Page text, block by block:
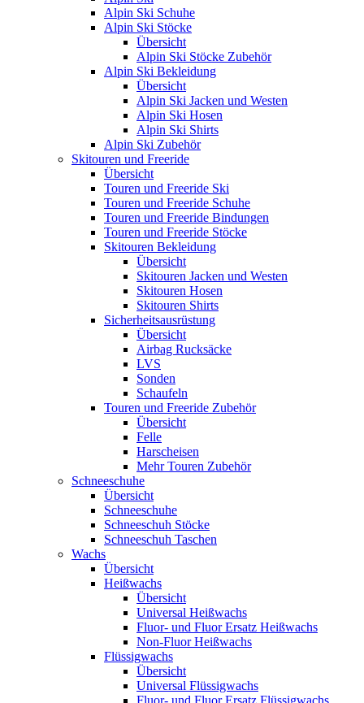
Alpin Ski Schuhe
Alpin Ski Stöcke
Übersicht
Alpin Ski Stöcke Zubehör
Alpin Ski Bekleidung
Übersicht
Alpin Ski Jacken und Westen
Alpin Ski Hosen
Alpin Ski Shirts
Alpin Ski Zubehör
Skitouren und Freeride
Übersicht
Touren und Freeride Ski
Touren und Freeride Schuhe
Touren und Freeride Bindungen
Touren und Freeride Stöcke
Skitouren Bekleidung
Übersicht
Skitouren Jacken und Westen
Skitouren Hosen
Skitouren Shirts
Sicherheitsausrüstung
Übersicht
Airbag Rucksäcke
LVS
Sonden
Schaufeln
Touren und Freeride Zubehör
Übersicht
Felle
Harscheisen
Mehr Touren Zubehör
Schneeschuhe
Übersicht
Schneeschuhe
Schneeschuh Stöcke
Schneeschuh Taschen
Wachs
Übersicht
Heißwachs
Übersicht
Universal Heißwachs
Fluor- und Fluor Ersatz Heißwachs
Non-Fluor Heißwachs
Flüssigwachs
Übersicht
Universal Flüssigwachs
Fluor- und Fluor Ersatz Flüssigwachs